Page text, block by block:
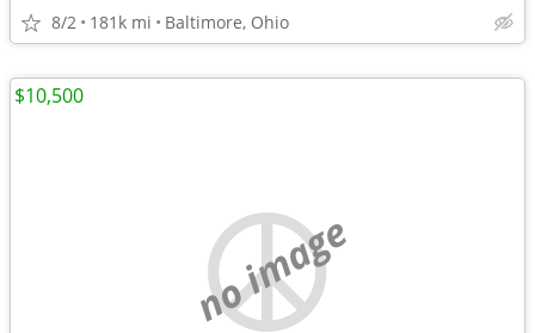
8/2 181k mi Baltimore, Ohio
no image
$10,500